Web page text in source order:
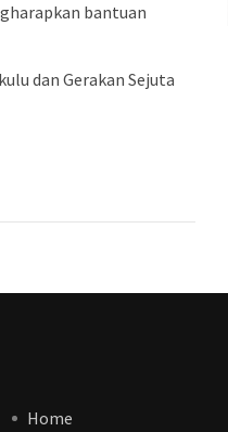
bantuan
dan Gerakan Sejuta
Home